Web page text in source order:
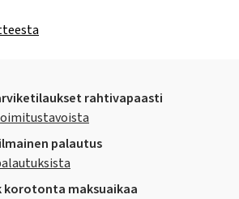
rahtivapaasti
palautus
korotonta maksuaikaa